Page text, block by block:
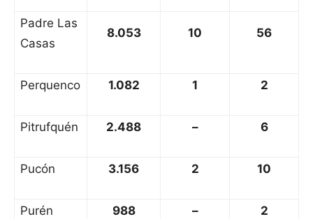
Padre Las
Casas
8.053 10 56
Perquenco 1.082 1 2
Pitrufquén 2.488 – 6
Pucón 3.156 2 10
Purén 988 – 2